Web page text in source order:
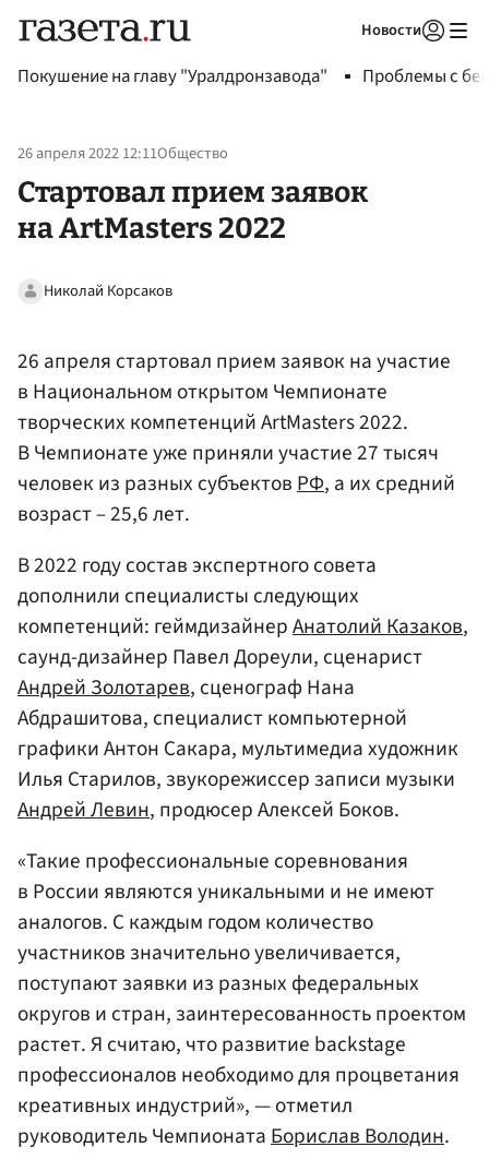
Новости
Покушение на главу "Уралдронзавода" Проблемы с
26 апреля 2022 12:11Общество
Стартовал прием заявок
на ArtMasters 2022
Николай Корсаков
26 апреля стартовал прием заявок на участие
в Национальном открытом Чемпионате
творческих компетенций ArtMasters 2022.
В Чемпионате уже приняли участие 27 тысяч
человек из разных субъектовРФ, а их средний
возраст – 25,6 лет.
В 2022 году состав экспертного совета
дополнили специалисты следующих
компетенций: геймдизайнерАнатолий Казаков,
саунд-дизайнер Павел Дореули, сценарист
Андрей Золотарев, сценограф Нана
Абдрашитова, специалист компьютерной
графики Антон Сакара, мультимедиа художник
Илья Старилов, звукорежиссер записи музыки
Андрей Левин, продюсер Алексей Боков.
«Такие профессиональные соревнования
в России являются уникальными и не имеют
аналогов. С каждым годом количество
участников значительно увеличивается,
поступают заявки из разных федеральных
округов и стран, заинтересованность проектом
растет. Я считаю, что развитие backstage
профессионалов необходимо для процветания
креативных индустрий», — отметил
руководитель ЧемпионатаБорислав Володин.